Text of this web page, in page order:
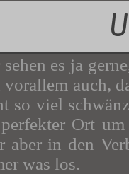
es ja
vorallem auch,
so viel
Ort
aber in den
was los.